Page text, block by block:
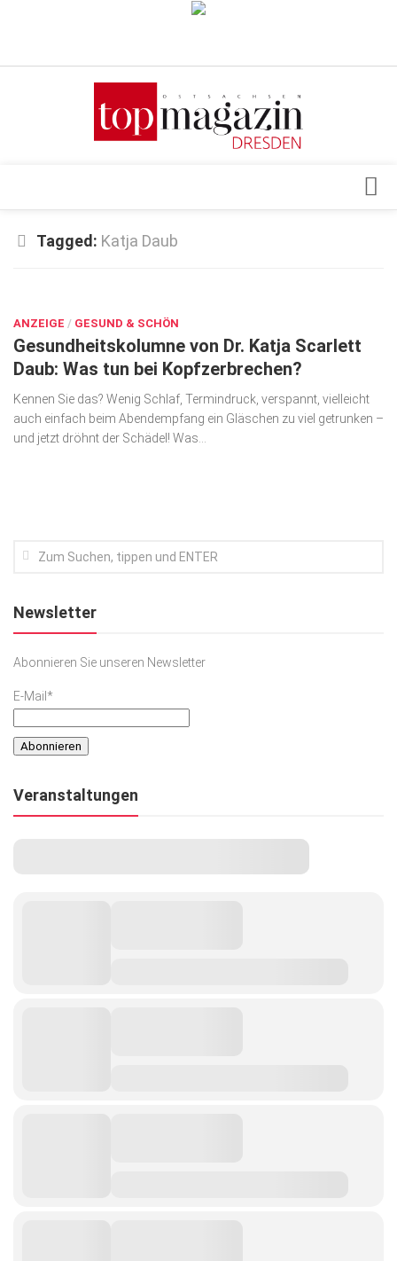
Verkaufsstellen
Top Gesundheitsforum Dresden / Ostsachsen
Geschäft
gesund & schön
Gesellschaft
Kunst & Kultur
Top Branchen
Tagged: Katja Daub
ANZEIGE / GESUND & SCHÖN
Gesundheitskolumne von Dr. Katja Scarlett
Daub: Was tun bei Kopfzerbrechen?
Kennen Sie das? Wenig Schlaf, Termindruck, verspannt, vielleicht
auch einfach beim Abendempfang ein Gläschen zu viel getrunken –
und jetzt dröhnt der Schädel! Was...
Newsletter
Abonnieren Sie unseren Newsletter
E-Mail*
Veranstaltungen